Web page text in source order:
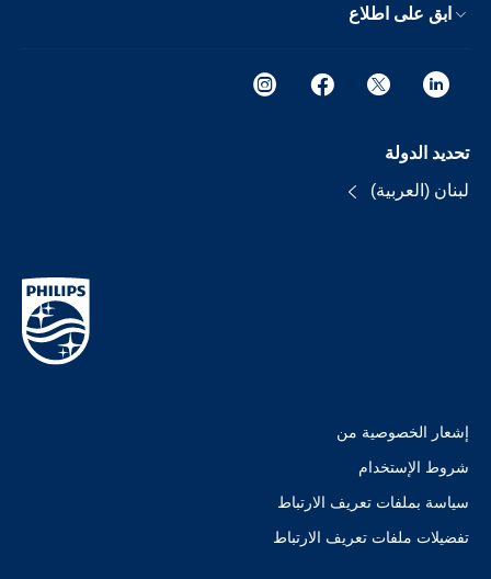
ابق على اطلاع
تحديد الدولة
لبنان (العربية)
إشعار الخصوصية من
شروط الإستخدام
سياسة بملفات تعريف الارتباط
تفضيلات ملفات تعريف الارتباط